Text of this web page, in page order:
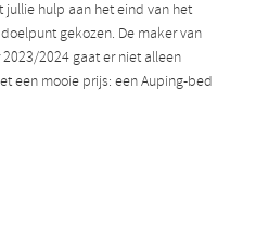
hulp aan het eind van het
gekozen. De maker van
2024 gaat er niet alleen
een mooie prijs: een Auping-bed